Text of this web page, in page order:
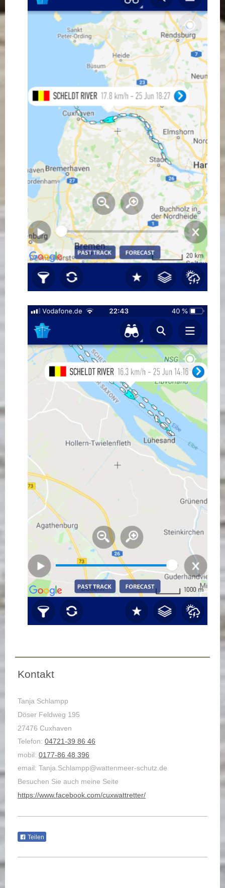
Kontakt
Tanja Schlampp
Döser Feldweg 195
27476 Cuxhaven
Telefon: 04721-39 86 46
mobil: 0177-86 48 396
email: Tanja.Schlampp@wattenmeer-schutz.de
Besuchen Sie auch meine Seite
https://www.facebook.com/cuxwattretter/
Teilen